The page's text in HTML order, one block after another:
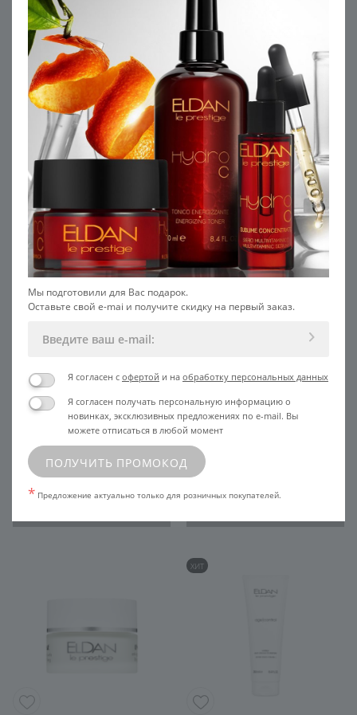
5
Крем для лица антивозрастной
мужской
6 925
Мужской крем для лица
антивозрастной SALON
УЗНАТЬ ЦЕНУ
Специальная цена 50 %
5
Крем для лица защита от
3 163
6 325
Крем для лица Интенсивный
ХИТ
Мы подготовили для Вас подарок.
Оставьте свой e-mai и получите скидку на первый заказ.
Я согласен с офертой и на обработку персональных данных
Я согласен получать персональную информацию о
новинках, эксклюзивных предложениях по e-mail. Вы
можете отписаться в любой момент
ПОЛУЧИТЬ ПРОМОКОД
* Предложение актуально только для розничных покупателей.